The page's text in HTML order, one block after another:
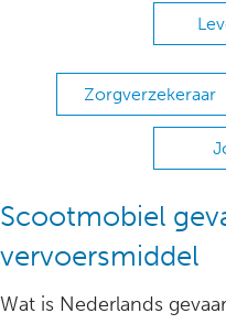
Zorgverzekeraar
Scootmobiel
vervoersmiddel
Wat is Nederlands